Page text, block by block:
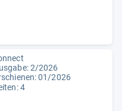
2/2026
01/2026
4